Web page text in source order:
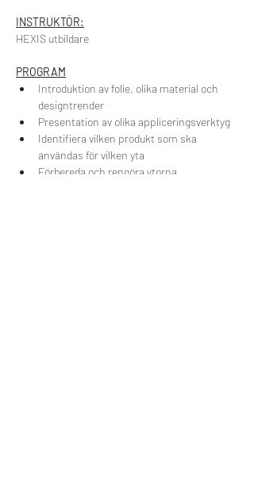
INSTRUKTÖR:
HEXIS utbildare
PROGRAM
Introduktion av folie, olika material och
designtrender
Presentation av olika appliceringsverktyg
Identifiera vilken produkt som ska
användas för vilken yta
Förbereda och rengöra ytorna,